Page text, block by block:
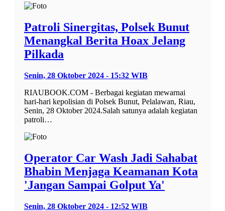
Patroli Sinergitas, Polsek Bunut
Menangkal Berita Hoax Jelang
Pilkada
Senin, 28 Oktober 2024 - 15:32 WIB
RIAUBOOK.COM - Berbagai kegiatan mewarnai
hari-hari kepolisian di Polsek Bunut, Pelalawan, Riau,
Senin, 28 Oktober 2024.Salah satunya adalah kegiatan
patroli…
Operator Car Wash Jadi Sahabat
Bhabin Menjaga Keamanan Kota
'Jangan Sampai Golput Ya'
Senin, 28 Oktober 2024 - 12:52 WIB